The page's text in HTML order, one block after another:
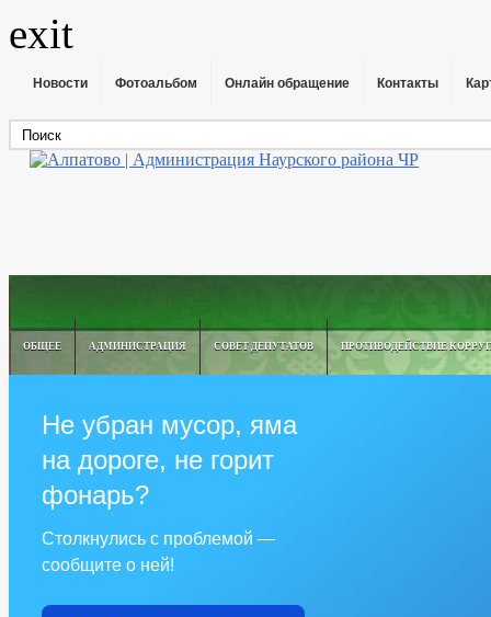
exit
Новости Фотоальбом Онлайн обращение Контакты
ОБЩЕЕ АДМИНИСТРАЦИЯ СОВЕТ ДЕПУТАТОВ ПРОТИВОДЕЙСТВИЕ
Не убран мусор, яма
на дороге, не горит
фонарь?
Столкнулись с проблемой —
сообщите о ней!